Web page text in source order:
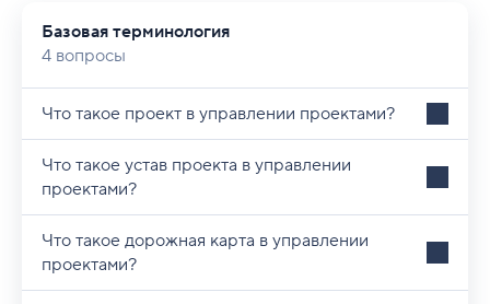
Базовая терминология
4 вопросы
Что такое проект в управлении проектами?
Что такое устав проекта в управлении
проектами?
Что такое дорожная карта в управлении
проектами?